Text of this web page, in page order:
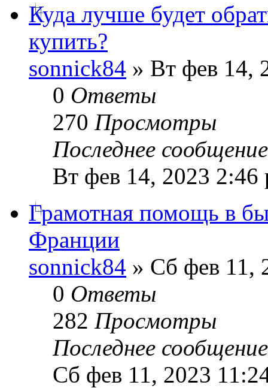
Куда лучше будет
купить?
sonnick84 » Вт фев 14,
0 Ответы
270 Просмотры
Последнее
Вт фев 14, 2023 2:46
Грамотная помощь в
Франции
sonnick84 » Сб фев 11,
0 Ответы
282 Просмотры
Последнее
Сб фев 11, 2023